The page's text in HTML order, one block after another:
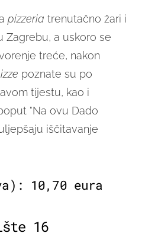
pizzeria trenutačno žari i
Zagrebu, a uskoro se
treće, nakon
poznate su po
tijestu, kao i
"Na ovu Dado
iščitavanje
10,70 eura
16